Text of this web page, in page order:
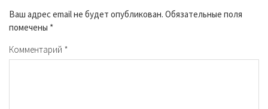
Ваш адрес email не будет опубликован. Обязательные поля
помечены *
Комментарий *